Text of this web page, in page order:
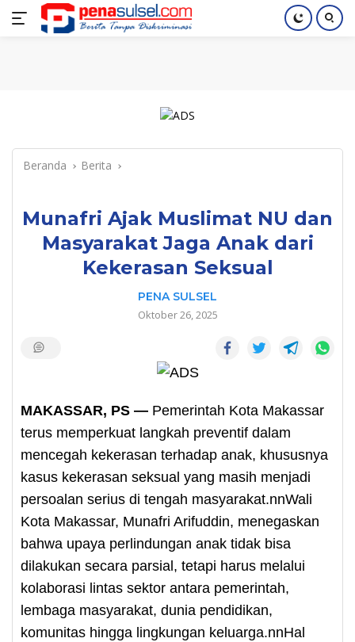
Langsung
Home Nasional Pendidikan Index
Beranda Berita
Munafri Ajak Muslimat NU dan
Masyarakat Jaga Anak dari
Kekerasan Seksual
PENA SULSEL
Oktober 26, 2025
MAKASSAR, PS — Pemerintah Kota Makassar
terus memperkuat langkah preventif dalam
mencegah kekerasan terhadap anak, khususnya
kasus kekerasan seksual yang masih menjadi
persoalan serius di tengah masyarakat.nnWali
Kota Makassar, Munafri Arifuddin, menegaskan
bahwa upaya perlindungan anak tidak bisa
dilakukan secara parsial, tetapi harus melalui
kolaborasi lintas sektor antara pemerintah,
lembaga masyarakat, dunia pendidikan,
komunitas hingga lingkungan keluarga.nnHal